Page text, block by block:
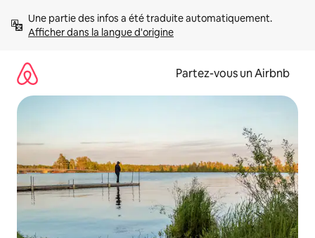
directement
Afficher dans la langue d'origine
Partez-vous un Airbnb